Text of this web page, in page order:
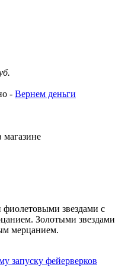
- Вернем деньги
фиолетовыми звездами с
Золотыми звездами
мерцанием.
запуску фейерверков